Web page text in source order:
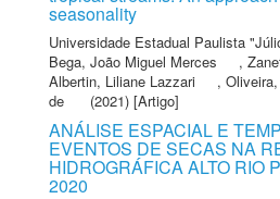
seasonality
Universidade Estadual Paulista
Bega, João Miguel Merces
,
Albertin, Liliane Lazzari
,
de
(2021) [Artigo]
ANÁLISE ESPACIAL E
EVENTOS DE SECAS NA
HIDROGRÁFICA ALTO RIO
2020